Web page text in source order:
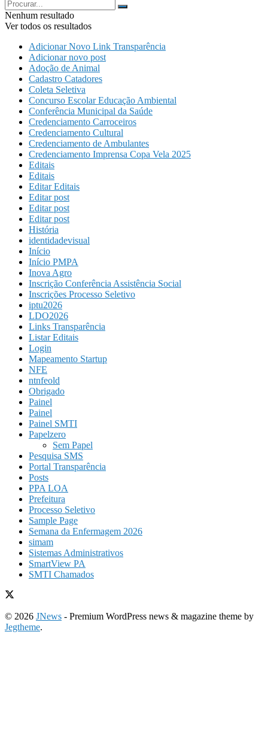
Nenhum resultado
Ver todos os resultados
Adicionar Novo Link Transparência
Adicionar novo post
Adoção de Animal
Cadastro Catadores
Coleta Seletiva
Concurso Escolar Educação Ambiental
Conferência Municipal da Saúde
Credenciamento Carroceiros
Credenciamento Cultural
Credenciamento de Ambulantes
Credenciamento Imprensa Copa Vela 2025
Editais
Editais
Editar Editais
Editar post
Editar post
Editar post
História
identidadevisual
Início
Início PMPA
Inova Agro
Inscrição Conferência Assistência Social
Inscrições Processo Seletivo
iptu2026
LDO2026
Links Transparência
Listar Editais
Login
Mapeamento Startup
NFE
ntnfeold
Obrigado
Painel
Painel
Painel SMTI
Papelzero
Sem Papel
Pesquisa SMS
Portal Transparência
Posts
PPA LOA
Prefeitura
Processo Seletivo
Sample Page
Semana da Enfermagem 2026
simam
Sistemas Administrativos
SmartView PA
SMTI Chamados
© 2026 JNews - Premium WordPress news & magazine theme by
Jegtheme.